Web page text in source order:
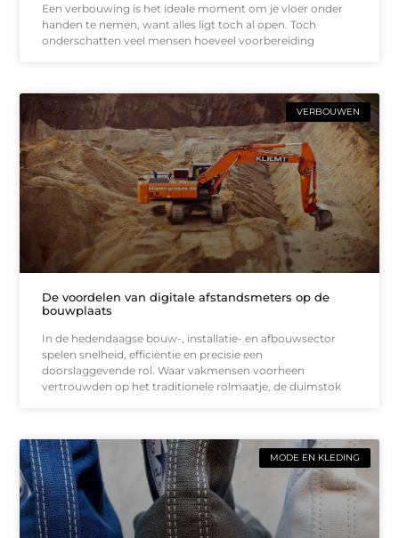
Een verbouwing is het ideale moment om je vloer onder
handen te nemen, want alles ligt toch al open. Toch
onderschatten veel mensen hoeveel voorbereiding
VERBOUWEN
De voordelen van digitale afstandsmeters op de
bouwplaats
In de hedendaagse bouw-, installatie- en afbouwsector
spelen snelheid, efficiëntie en precisie een
doorslaggevende rol. Waar vakmensen voorheen
vertrouwden op het traditionele rolmaatje, de duimstok
MODE EN KLEDING